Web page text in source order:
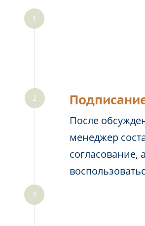
После
менеджер